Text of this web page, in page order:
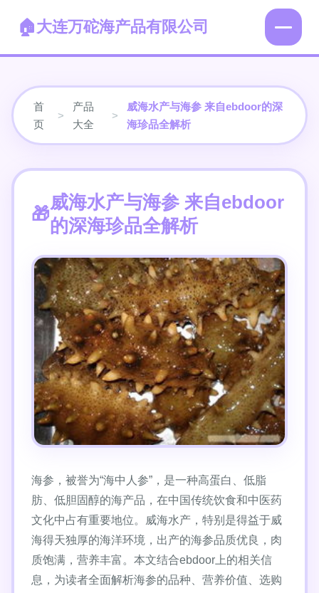
大连万砣海产品有限公司
首
页
>
产品
大全
>
威海水产与海参 来自ebdoor的深
海珍品全解析
威海水产与海参 来自ebdoor
的深海珍品全解析
海参，被誉为“海中人参”，是一种高蛋白、低脂
肪、低胆固醇的海产品，在中国传统饮食和中医药
文化中占有重要地位。威海水产，特别是得益于威
海得天独厚的海洋环境，出产的海参品质优良，肉
质饱满，营养丰富。本文结合ebdoor上的相关信
息，为读者全面解析海参的品种、营养价值、选购